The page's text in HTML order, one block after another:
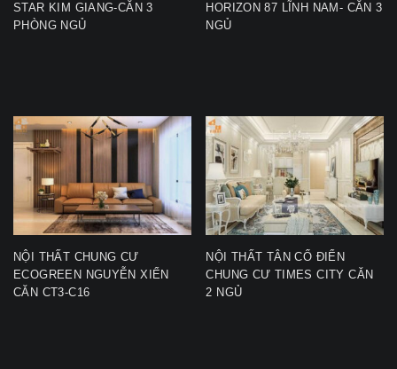
STAR KIM GIANG-CĂN 3
PHÒNG NGỦ
HORIZON 87 LĨNH NAM- CĂN 3
NGỦ
NỘI THẤT CHUNG CƯ
ECOGREEN NGUYỄN XIỂN
CĂN CT3-C16
NỘI THẤT TÂN CỔ ĐIỂN
CHUNG CƯ TIMES CITY CĂN
2 NGỦ